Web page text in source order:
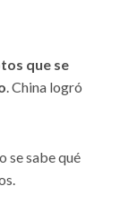
que se
. China logró
se sabe qué